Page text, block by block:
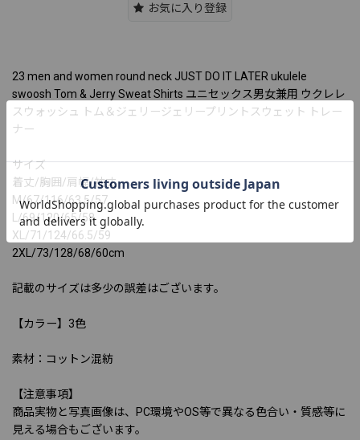
お気に入り登録
23 men and women round neck JUST DO IT LATER ukulele
swoosh Tom & Jerry Sweat Shirts ユニセックス男女兼用 ウクレレ
スウォッシュ トム＆ジェリージェリープリントスウェット トレー
ナー
サイズ
着丈/胸囲/肩幅/袖丈
M/67/116/63.5/57
L/69/120/65/58
XL/71/124/66.5/59
2XL/73/128/68/60cm
記載のサイズは多少の誤差はございます。
【カラー】3色
素材：コットン混紡
【注意事項】
商品実物と写真画像は、PC環境やOS等で異なる色合い・質感等に
見える場合もございます。